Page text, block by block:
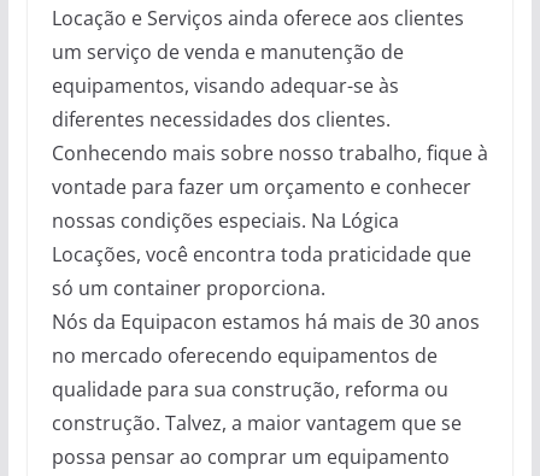
Locação e Serviços ainda oferece aos clientes
um serviço de venda e manutenção de
equipamentos, visando adequar-se às
diferentes necessidades dos clientes.
Conhecendo mais sobre nosso trabalho, fique à
vontade para fazer um orçamento e conhecer
nossas condições especiais. Na Lógica
Locações, você encontra toda praticidade que
só um container proporciona.
Nós da Equipacon estamos há mais de 30 anos
no mercado oferecendo equipamentos de
qualidade para sua construção, reforma ou
construção. Talvez, a maior vantagem que se
possa pensar ao comprar um equipamento